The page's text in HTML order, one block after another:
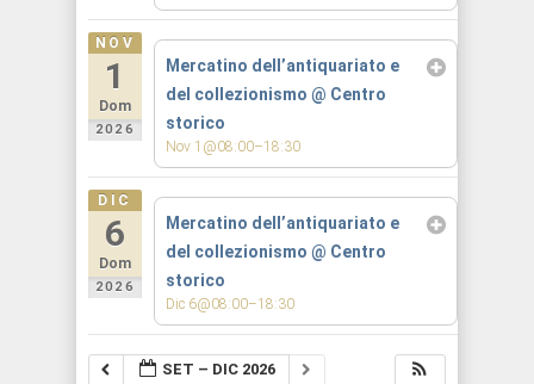
NOV
1
Dom
2026
Mercatino dell’antiquariato e
del collezionismo @ Centro
storico
Nov 1@08:00–18:30
DIC
6
Dom
2026
Mercatino dell’antiquariato e
del collezionismo @ Centro
storico
Dic 6@08:00–18:30
SET – DIC 2026